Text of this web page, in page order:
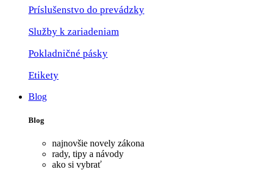
Príslušenstvo do prevádzky
Služby k zariadeniam
Pokladničné pásky
Etikety
Blog
Blog
najnovšie novely zákona
rady, tipy a návody
ako si vybrať